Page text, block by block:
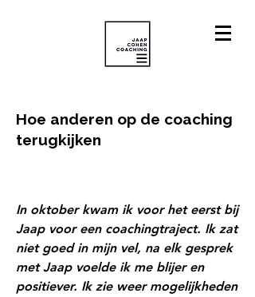
Hoe anderen op de coaching
terugkijken
In oktober kwam ik voor het eerst bij
Jaap voor een coachingtraject. Ik zat
niet goed in mijn vel, na elk gesprek
met Jaap voelde ik me blijer en
positiever. Ik zie weer mogelijkheden